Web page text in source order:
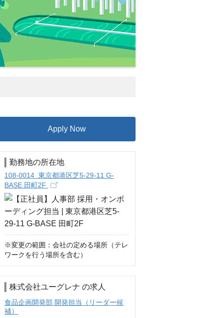
Apply Now
勤務地の所在地
108-0014 東京都港区芝5-29-11 G-
BASE 田町2F
※変更の範囲：会社の定める場所（テレ
ワークを行う場所を含む）
株式会社ユーグレナ の求人
食品企画開発部 開発担当（リーダー候
補）